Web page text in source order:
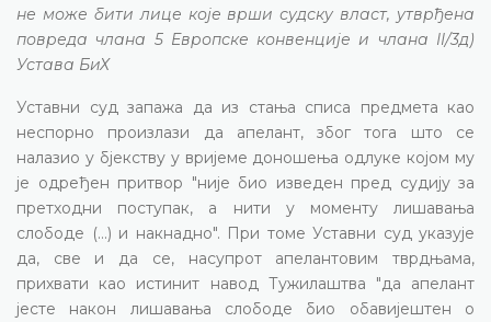
не може бити лице које врши судску власт, утврђена
повреда члана 5 Европске конвенције и члана II/3д)
Устава БиХ
Уставни суд запажа да из стања списа предмета као
неспорно произлази да апелант, због тога што се
налазио у бјекству у вријеме доношења одлуке којом му
је одређен притвор "није био изведен пред судију за
претходни поступак, а нити у моменту лишавања
слободе (…) и накнадно". При томе Уставни суд указује
да, све и да се, насупрот апелантовим тврдњама,
прихвати као истинит навод Тужилаштва "да апелант
јесте након лишавања слободе био обавијештен о